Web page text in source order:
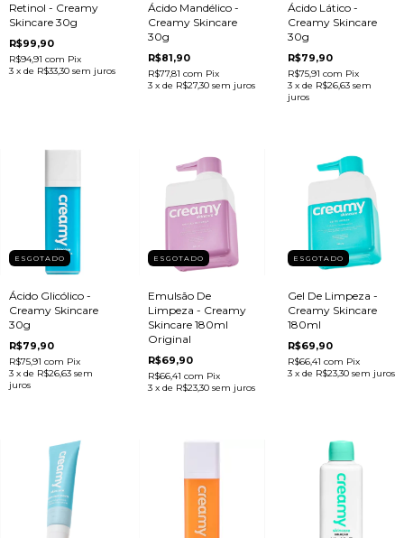
Retinol - Creamy
Skincare 30g
R$99,90
R$94,91 com Pix
3 x de R$33,30 sem juros
Ácido Mandélico -
Creamy Skincare
30g
R$81,90
R$77,81com Pix
3 x de R$27,30 sem juros
Ácido Lático -
Creamy Skincare
30g
R$79,90
R$75,91 com Pix
3 x de R$26,63 sem
juros
ESGOTADO
Ácido Glicólico -
Creamy Skincare
30g
R$79,90
R$75,91 com Pix
3 x de R$26,63 sem
juros
ESGOTADO
Emulsão De
Limpeza - Creamy
Skincare 180ml
Original
R$69,90
R$66,41com Pix
3 x de R$23,30 sem juros
ESGOTADO
Gel De Limpeza -
Creamy Skincare
180ml
R$69,90
R$66,41 com Pix
3 x de R$23,30 sem juros